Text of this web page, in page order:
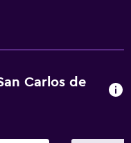
Carlos de